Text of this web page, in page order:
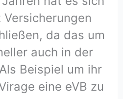
da das um
auch in der
Beispiel um ihr
eine eVB zu